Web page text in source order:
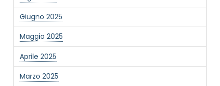
Giugno 2025
Maggio 2025
Aprile 2025
Marzo 2025
NOME STRUTTURA